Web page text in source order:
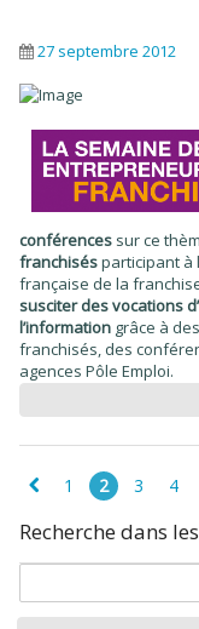
27 septembre 2012
conférences sur ce
franchisésparticipant à
française de la
susciter des vocations
l’information grâce à
franchisés, des
agences Pôle Emploi.
1 2 3 4
Recherche dans